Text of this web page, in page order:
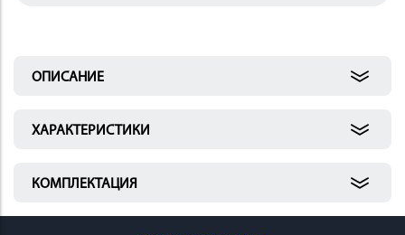
ОПИСАНИЕ
ХАРАКТЕРИСТИКИ
КОМПЛЕКТАЦИЯ